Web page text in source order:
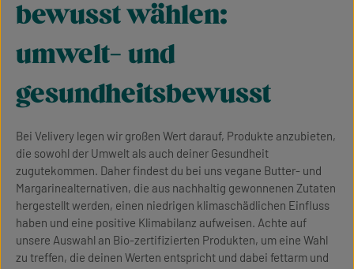
bewusst wählen:
umwelt- und
gesundheitsbewusst
Bei Velivery legen wir großen Wert darauf, Produkte anzubieten,
die sowohl der Umwelt als auch deiner Gesundheit
zugutekommen. Daher findest du bei uns vegane Butter- und
Margarinealternativen, die aus nachhaltig gewonnenen Zutaten
hergestellt werden, einen niedrigen klimaschädlichen Einfluss
haben und eine positive Klimabilanz aufweisen. Achte auf
unsere Auswahl an Bio-zertifizierten Produkten, um eine Wahl
zu treffen, die deinen Werten entspricht und dabei fettarm und